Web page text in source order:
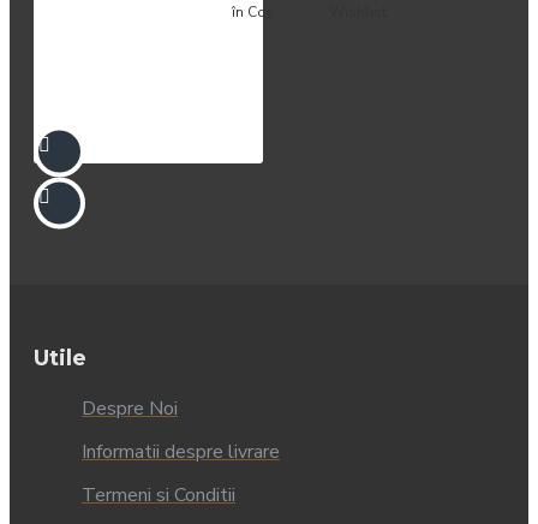
în Coş
Utile
Despre Noi
Informatii despre livrare
Termeni si Conditii